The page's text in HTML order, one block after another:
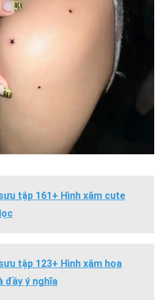
tập 161+ Hình xăm cute
tập 123+ Hình xăm hoa
đầy ý nghĩa